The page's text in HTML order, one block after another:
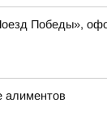
Победы»,
алиментов